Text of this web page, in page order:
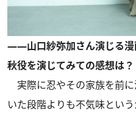
――山口紗弥加さん演じる漫
秋役を演じてみての感想は？
実際に忍やその家族を前
いた段階よりも不気味とい